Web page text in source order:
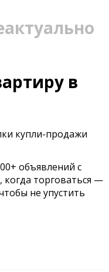
в
купли-продажи
объявлений с
торговаться —
не упустить